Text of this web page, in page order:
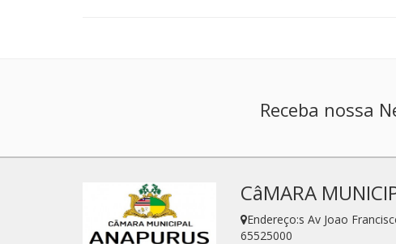
Receba nossa
CâMARA
Endereço:s Av Joao
65525000